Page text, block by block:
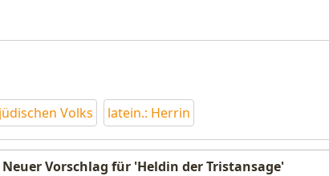
Volks latein.: Herrin
Neuer Vorschlag für 'Heldin der Tristansage'